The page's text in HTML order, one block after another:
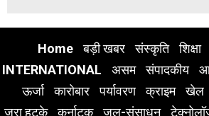
Home बड़ी खबर संस्कृति शिक्षा
INTERNATIONAL
असम संपादकीय
ऊर्जा
कारोबार पर्यावरण क्राइम खेल
ज़रा हटके
कर्नाटक जल-संसाधन